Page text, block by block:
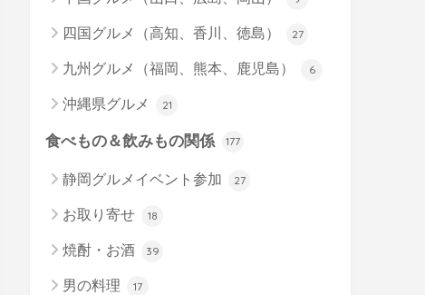
四国グルメ（高知、香川、徳島） 27
九州グルメ（福岡、熊本、鹿児島） 6
沖縄県グルメ 21
食べもの＆飲みもの関係 177
静岡グルメイベント参加 27
お取り寄せ 18
焼酎・お酒 39
男の料理 17